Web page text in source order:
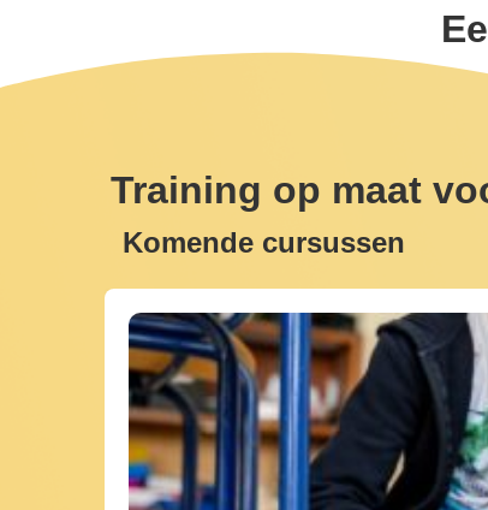
Training op maat
Komende cursussen